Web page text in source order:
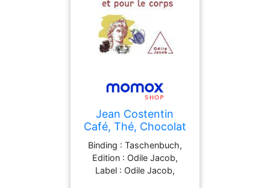
Jean Costentin
Café, Thé, Chocolat
: Les Bienfaits Pour
Le Cerveau Et Pour
Le Corps
Binding : Taschenbuch,
Edition : Odile Jacob,
Label : Odile Jacob,